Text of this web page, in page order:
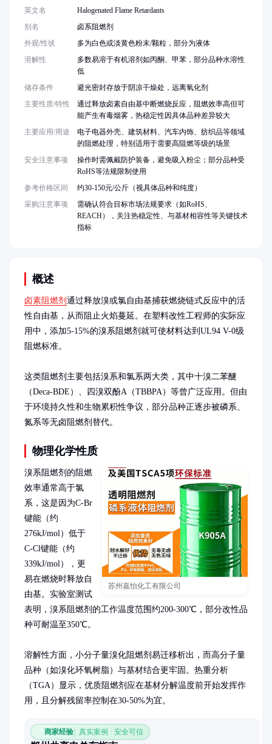
概述
卤素阻燃剂 通过释放溴或氯自由基捕获燃烧链式反应中的活
性自由基，从而阻止火焰蔓延。在塑料改性工程师的实际应
用中，添加5-15%的溴系阻燃剂就可使材料达到UL94 V-0级
阻燃标准。
这类阻燃剂主要包括溴系和氯系两大类，其中十溴二苯醚
（Deca-BDE）、四溴双酚A（TBBPA）等曾广泛应用。但由
于环境持久性和生物累积性争议，部分品种正逐步被磷系、
氮系等无卤阻燃剂替代。
物理化学性质
苏州嘉怡化工有限公司
溴系阻燃剂的阻燃
效率通常高于氯
系，这是因为C-Br
键能（约
276kJ/mol）低于
C-Cl键能（约
339kJ/mol），更
易在燃烧时释放自
由基。实验室测试
表明，溴系阻燃剂的工作温度范围约200-300℃，部分改性品
种可耐温至350℃。
溶解性方面，小分子量溴化阻燃剂易迁移析出，而高分子量
品种（如溴化环氧树脂）与基材结合更牢固。热重分析
（TGA）显示，优质阻燃剂应在基材分解温度前开始发挥作
用，且分解残留率控制在30-50%为宜。
商家经验 真实案例 · 安全可信
英文名
Halogenated Flame Retardants
别名
卤系阻燃剂
外观/性状
多为白色或淡黄色粉末/颗粒，部分为液体
溶解性
多数易溶于有机溶剂如丙酮、甲苯，部分品种水溶性
低
储存条件
避光密封存放于阴凉干燥处，远离氧化剂
主要性质/特性
通过释放卤素自由基中断燃烧反应，阻燃效率高但可
能产生有毒烟雾，热稳定性因具体品种差异较大
主要应用/用途
电子电器外壳、建筑材料、汽车内饰、纺织品等领域
的阻燃处理，特别适用于需要高阻燃等级的场景
安全注意事项
操作时需佩戴防护装备，避免吸入粉尘；部分品种受
RoHS等法规限制使用
参考价格区间
约30-150元/公斤（视具体品种和纯度）
采购注意事项
需确认符合目标市场法规要求（如RoHS、
REACH），关注热稳定性、与基材相容性等关键技术
指标